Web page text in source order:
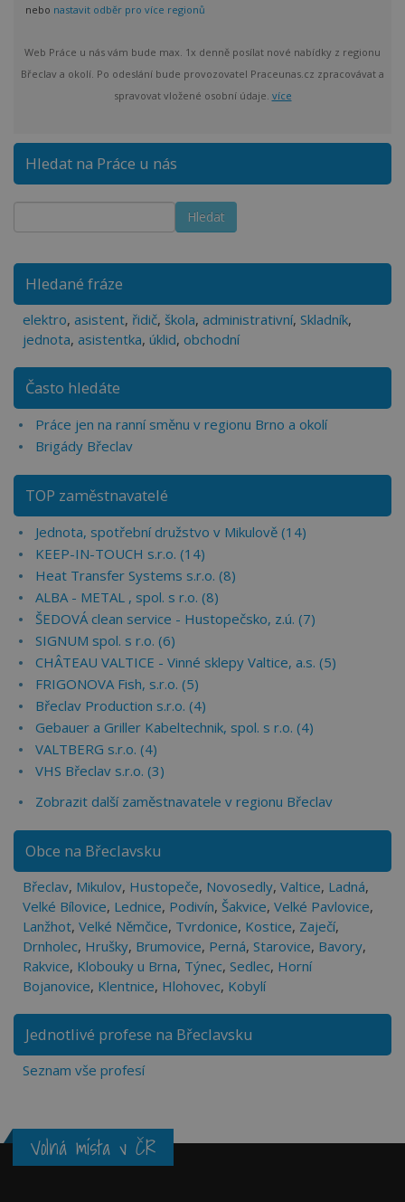
nebo nastavit odběr pro více regionů
Web Práce u nás vám bude max. 1x denně posílat nové nabídky z regionu
Břeclav a okolí. Po odeslání bude provozovatel Praceunas.cz zpracovávat a
spravovat vložené osobní údaje. více
Hledat na Práce u nás
Hledané fráze
elektro, asistent, řidič, škola, administrativní, Skladník,
jednota, asistentka, úklid, obchodní
Často hledáte
Práce jen na ranní směnu v regionu Brno a okolí
Brigády Břeclav
TOP zaměstnavatelé
Jednota, spotřební družstvo v Mikulově (14)
KEEP-IN-TOUCH s.r.o. (14)
Heat Transfer Systems s.r.o. (8)
ALBA - METAL , spol. s r.o. (8)
ŠEDOVÁ clean service - Hustopečsko, z.ú. (7)
SIGNUM spol. s r.o. (6)
CHÂTEAU VALTICE - Vinné sklepy Valtice, a.s. (5)
FRIGONOVA Fish, s.r.o. (5)
Břeclav Production s.r.o. (4)
Gebauer a Griller Kabeltechnik, spol. s r.o. (4)
VALTBERG s.r.o. (4)
VHS Břeclav s.r.o. (3)
Zobrazit další zaměstnavatele v regionu Břeclav
Obce na Břeclavsku
Břeclav, Mikulov, Hustopeče, Novosedly, Valtice, Ladná,
Velké Bílovice, Lednice, Podivín, Šakvice, Velké Pavlovice,
Lanžhot, Velké Němčice, Tvrdonice, Kostice, Zaječí,
Drnholec, Hrušky, Brumovice, Perná, Starovice, Bavory,
Rakvice, Klobouky u Brna, Týnec, Sedlec, Horní
Bojanovice, Klentnice, Hlohovec, Kobylí
Jednotlivé profese na Břeclavsku
Seznam vše profesí
Volná místa v ČR